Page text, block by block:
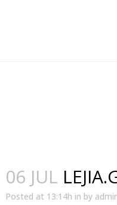
06 JUL
Posted at 13:14h in by